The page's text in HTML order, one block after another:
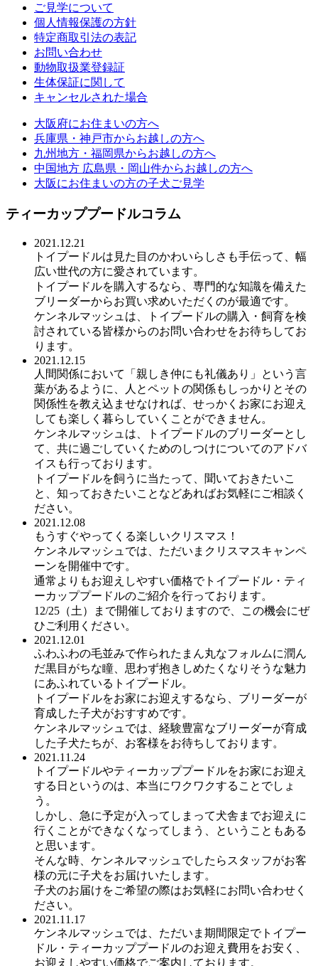
ご見学について
個人情報保護の方針
特定商取引法の表記
お問い合わせ
動物取扱業登録証
生体保証に関して
キャンセルされた場合
大阪府にお住まいの方へ
兵庫県・神戸市からお越しの方へ
九州地方・福岡県からお越しの方へ
中国地方 広島県・岡山件からお越しの方へ
大阪にお住まいの方の子犬ご見学
ティーカッププードルコラム
2021.12.21
トイプードルは見た目のかわいらしさも手伝って、幅
広い世代の方に愛されています。
トイプードルを購入するなら、専門的な知識を備えた
ブリーダーからお買い求めいただくのが最適です。
ケンネルマッシュは、トイプードルの購入・飼育を検
討されている皆様からのお問い合わせをお待ちしてお
ります。
2021.12.15
人間関係において「親しき仲にも礼儀あり」という言
葉があるように、人とペットの関係もしっかりとその
関係性を教え込ませなければ、せっかくお家にお迎え
しても楽しく暮らしていくことができません。
ケンネルマッシュは、トイプードルのブリーダーとし
て、共に過ごしていくためのしつけについてのアドバ
イスも行っております。
トイプードルを飼うに当たって、聞いておきたいこ
と、知っておきたいことなどあればお気軽にご相談く
ださい。
2021.12.08
もうすぐやってくる楽しいクリスマス！
ケンネルマッシュでは、ただいまクリスマスキャンペ
ーンを開催中です。
通常よりもお迎えしやすい価格でトイプードル・ティ
ーカッププードルのご紹介を行っております。
12/25（土）まで開催しておりますので、この機会にぜ
ひご利用ください。
2021.12.01
ふわふわの毛並みで作られたまん丸なフォルムに潤ん
だ黒目がちな瞳、思わず抱きしめたくなりそうな魅力
にあふれているトイプードル。
トイプードルをお家にお迎えするなら、ブリーダーが
育成した子犬がおすすめです。
ケンネルマッシュでは、経験豊富なブリーダーが育成
した子犬たちが、お客様をお待ちしております。
2021.11.24
トイプードルやティーカッププードルをお家にお迎え
する日というのは、本当にワクワクすることでしょ
う。
しかし、急に予定が入ってしまって犬舎までお迎えに
行くことができなくなってしまう、ということもある
と思います。
そんな時、ケンネルマッシュでしたらスタッフがお客
様の元に子犬をお届けいたします。
子犬のお届けをご希望の際はお気軽にお問い合わせく
ださい。
2021.11.17
ケンネルマッシュでは、ただいま期間限定でトイプー
ドル・ティーカッププードルのお迎え費用をお安く、
お迎えしやすい価格でご案内しております。